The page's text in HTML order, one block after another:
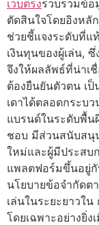
เว็บตรงรวบรวมข้
ตัดสินใจโดยอิงหลั
ช่วยชี้แจงระดับที่แ
เงินทุนของผู้เล่น,
จึงให้ผลลัพธ์ที่น่าเ
ต้องยืนยันตัวตน เ
เดาได้ตลอดกระบว
แบรนด์ในระดับพื้น
ชอบ มีส่วนสนับสนุ
ใหม่และผู้มีประสบ
แพลตฟอร์มขึ้นอยู่กั
นโยบายข้อจำกัดต
เล่นในระยะยาวใ
โดยเฉพาะอย่างยิ่